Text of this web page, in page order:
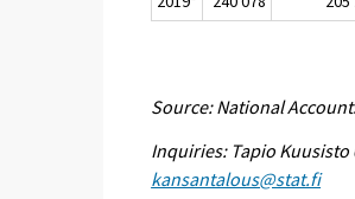
Source: National
Inquiries: Tapio Kuusisto
kansantalous@stat.fi